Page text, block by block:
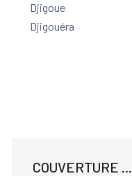
COUVERTURE ...
Djigoue
Djigouéra